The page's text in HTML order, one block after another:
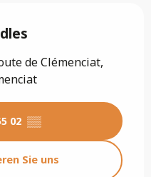
de Clémenciat,
02 ▒▒
Sie uns